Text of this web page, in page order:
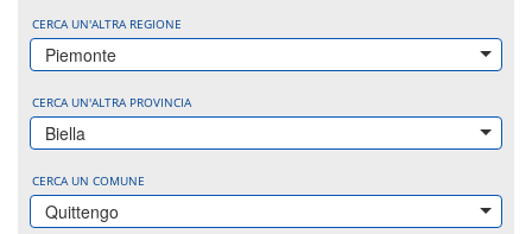
CERCA UN'ALTRA REGIONE
Piemonte
CERCA UN'ALTRA PROVINCIA
Biella
CERCA UN COMUNE
Quittengo